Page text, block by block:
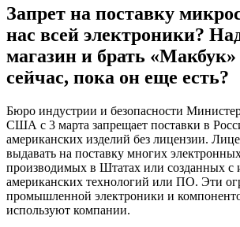
Запрет на поставку
нас всей электроники?
магазин и брать
сейчас, пока он еще есть?
Бюро индустрии и безопасности
США с 3 марта запрещает поставки в
американских изделий без лицензии.
выдавать на поставку многих
производимых в Штатах или созданных с
американских технологий или ПО. Эти
промышленной электроники и
используют компании.